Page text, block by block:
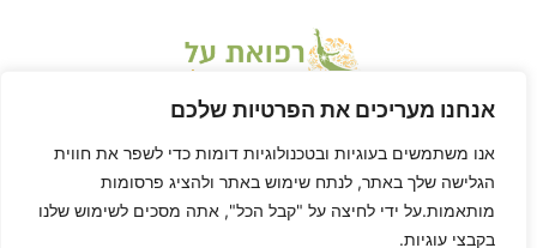
אנחנו מעריכים את הפרטיות שלכם
אנו משתמשים בעוגיות ובטכנולוגיות דומות כדי לשפר את חווית
הגלישה שלך באתר, לנתח שימוש באתר ולהציג פרסומות
מותאמות.על ידי לחיצה על "קבל הכל", אתה מסכים לשימוש שלנו
בקבצי עוגיות.
* דיסקליימר: דן הוא לא רופא ורפואת-על היא שיטה בתחום הרפואה המשלימה, ולא